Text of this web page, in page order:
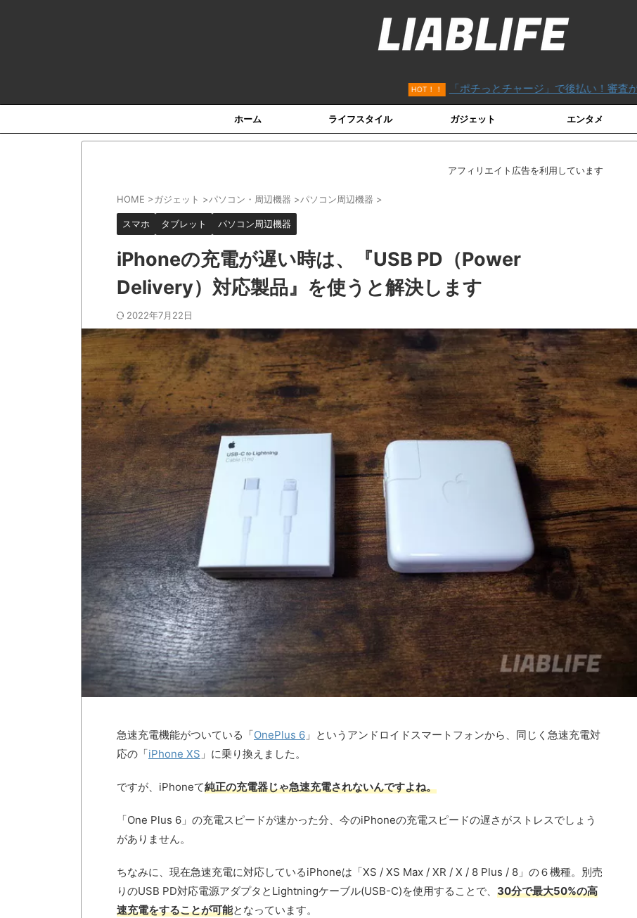
「ポチっとチャージ」で後払い！審査がないVISAカード「
ホーム ライフスタイル ガジェット エンタメ
アフィリエイト広告を利用しています
HOME >ガジェット >パソコン・周辺機器 >パソコン周辺機器 >
スマホ タブレット パソコン周辺機器
iPhoneの充電が遅い時は、『USB PD（Power
Delivery）対応製品』を使うと解決します
2022年7月22日
急速充電機能がついている「OnePlus 6 」というアンドロイドスマートフォンから、同じく急速充電対
応の「iPhone XS 」に乗り換えました。
ですが、iPhoneて純正の充電器じゃ急速充電されないんですよね。
「One Plus 6」の充電スピードが速かった分、今のiPhoneの充電スピードの遅さがストレスでしょう
がありません。
ちなみに、現在急速充電に対応しているiPhoneは「XS / XS Max / XR / X / 8 Plus / 8」の６機種。別売
りのUSB PD対応電源アダプタとLightningケーブル(USB-C)を使用することで、 30分で最大50%の高
速充電をすることが可能となっています。